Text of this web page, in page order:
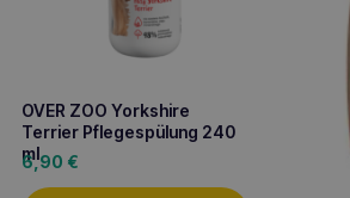
OVER ZOO Yorkshire
Terrier Pflegespülung 240
ml
6,90 €